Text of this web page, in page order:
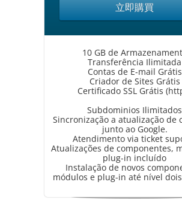
立即購買
10 GB de
Transferência Ilimitada
Contas de E-mail Grátis
Criador de Sites Grátis
Certificado SSL Grátis
Subdominios Ilimitados
Sincronização a atualização de
junto ao Google.
Atendimento via ticket
Atualizações de componentes,
plug-in incluído
Instalação de novos
módulos e plug-in até nível